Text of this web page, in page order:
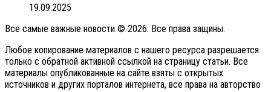
19.09.2025
Все самые важные новости © 2026. Все права защины.
Любое копирование материалов с нашего ресурса разрешается
только с обратной активной ссылкой на страницу статьи. Все
материалы опубликованные на сайте взяты с открытых
источников и других порталов интернета, все права на авторство